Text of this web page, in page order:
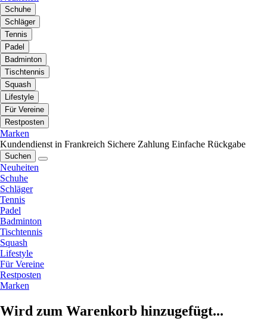
Schuhe
Schläger
Tennis
Padel
Badminton
Tischtennis
Squash
Lifestyle
Für Vereine
Restposten
Marken
Kundendienst in Frankreich Sichere Zahlung Einfache Rückgabe
Suchen
Neuheiten
Schuhe
Schläger
Tennis
Padel
Badminton
Tischtennis
Squash
Lifestyle
Für Vereine
Restposten
Marken
Wird zum Warenkorb hinzugefügt...